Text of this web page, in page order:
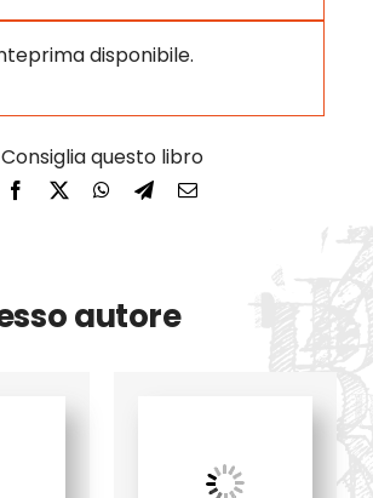
disponibile.
autore